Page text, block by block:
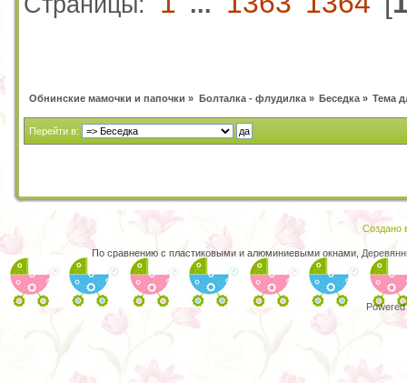
Обнинские мамочки и папочки » Болталка - флудилка» Беседка» Тема
Перейти в:
Создано
По сравнению с пластиковыми и алюминиевыми окнами,